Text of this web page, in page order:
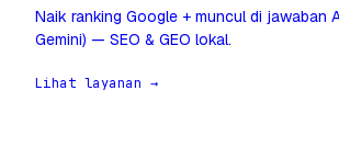
Naik ranking Google + muncul di jawaban
Gemini) — SEO & GEO lokal.
Lihat layanan →